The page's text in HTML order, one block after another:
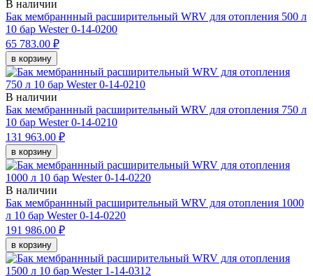
В наличии
Бак мембраннный расширительный WRV для отопления 500 л
10 бар Wester 0-14-0200
65 783.00 ₽
в корзину
В наличии
Бак мембраннный расширительный WRV для отопления 750 л
10 бар Wester 0-14-0210
131 963.00 ₽
в корзину
В наличии
Бак мембраннный расширительный WRV для отопления 1000
л 10 бар Wester 0-14-0220
191 986.00 ₽
в корзину